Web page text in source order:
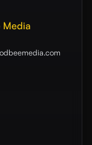
Media
.com